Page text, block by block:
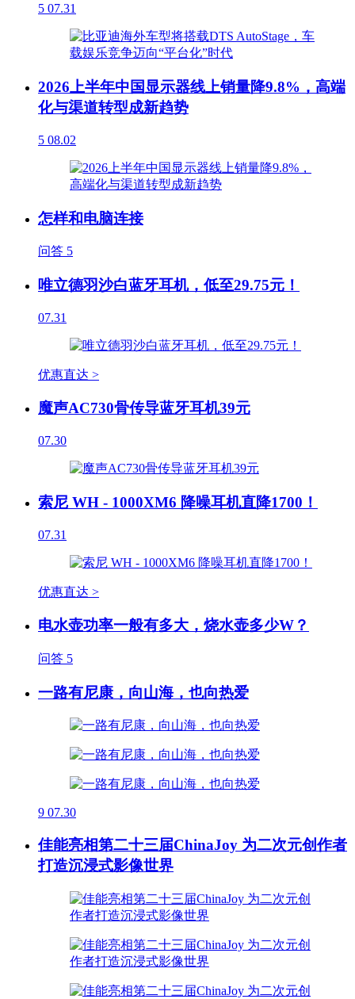
5 07.31
2026上半年中国显示器线上销量降9.8%，高端
化与渠道转型成新趋势
5 08.02
怎样和电脑连接
问答 5
唯立德羽沙白蓝牙耳机，低至29.75元！
07.31
优惠直达 >
魔声AC730骨传导蓝牙耳机39元
07.30
索尼 WH - 1000XM6 降噪耳机直降1700！
07.31
优惠直达 >
电水壶功率一般有多大，烧水壶多少W？
问答 5
一路有尼康，向山海，也向热爱
9 07.30
佳能亮相第二十三届ChinaJoy 为二次元创作者
打造沉浸式影像世界